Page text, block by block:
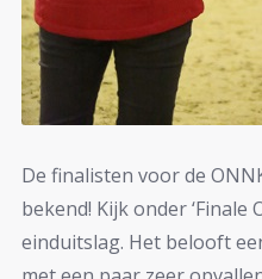
De finalisten voor de
bekend! Kijk onder ‘Finale
einduitslag. Het belooft